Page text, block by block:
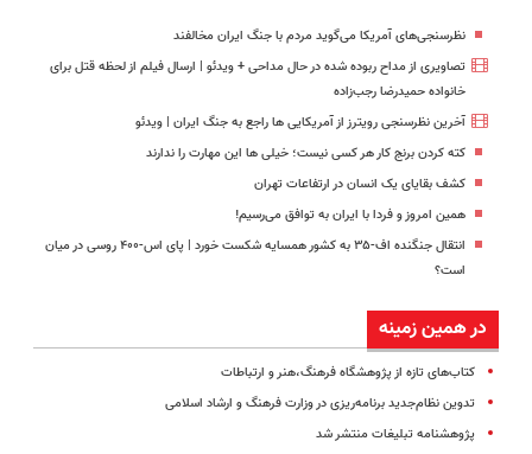
نظرسنجی‌های آمریکا می‌گوید مردم با جنگ ایران مخالفند
تصاویری از مداح ربوده شده در حال مداحی + ویدئو | ارسال فیلم از لحظه قتل برای
خانواده‌ حمیدرضا رجب‌زاده
آخرین نظرسنجی‌ رویترز از آمریکایی ها راجع‌ به جنگ ایران | ویدئو
کته کردن برنج کار هر کسی نیست؛ خیلی ها این مهارت را ندارند
کشف بقایای یک انسان در ارتفاعات تهران
همین امروز و فردا با ایران به توافق می‌رسیم!
انتقال جنگنده اف-۳۵ به کشور همسایه شکست خورد | پای اس‑۴۰۰ روسی در میان
است؟
در همین زمینه
کتاب‌های تازه از پژوهشگاه فرهنگ،هنر و ارتباطات
تدوین نظام‌جدید برنامه‌ریزی در وزارت فرهنگ و ارشاد اسلامی
پژوهشنامه تبلیغات منتشر شد